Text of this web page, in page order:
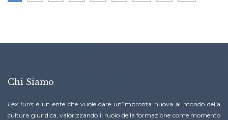
Chi Siamo
Lex Iurisè un ente che vuole dare un’impronta nuova al mondo della
cultura giuridica, valorizzando il ruolo della formazione come momento